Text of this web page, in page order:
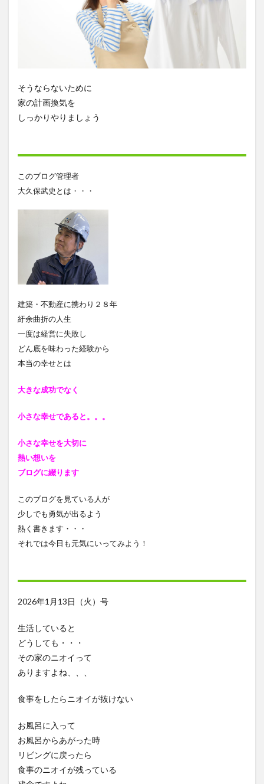
そうならないために
家の計画換気を
しっかりやりましょう
このブログ管理者
大久保武史とは・・・
建築・不動産に携わり２８年
紆余曲折の人生
一度は経営に失敗し
どん底を味わった経験から
本当の幸せとは
大きな成功でなく
小さな幸せであると。。。
小さな幸せを大切に
熱い想いを
ブログに綴ります
このブログを見ている人が
少しでも勇気が出るよう
熱く書きます・・・
それでは今日も元気にいってみよう！
2026年1月13日（火）号
生活していると
どうしても・・・
その家のニオイって
ありますよね、、、
食事をしたらニオイが抜けない
お風呂に入って
お風呂からあがった時
リビングに戻ったら
食事のニオイが残っている